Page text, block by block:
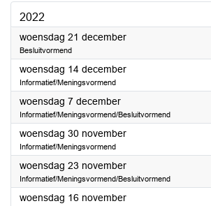
2022
woensdag 21 december2022
Besluitvormend
woensdag 14 december2022
Informatief/Meningsvormend
woensdag 7 december2022
Informatief/Meningsvormend/Besluitvormend
woensdag 30 november2022
Informatief/Meningsvormend
woensdag 23 november2022
Informatief/Meningsvormend/Besluitvormend
woensdag 16 november2022